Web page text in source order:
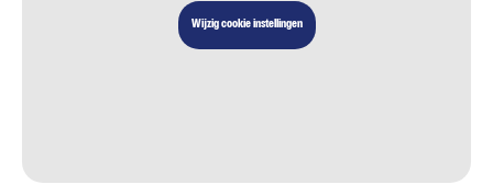
Wijzig cookie instellingen